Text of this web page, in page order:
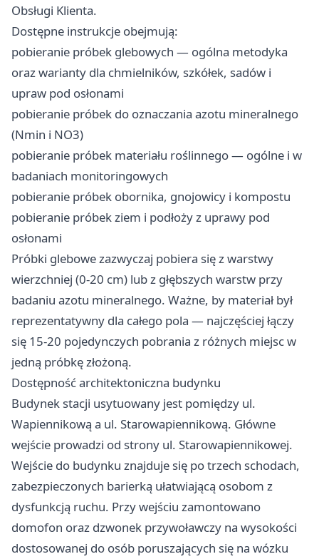
Obsługi Klienta.
Dostępne instrukcje obejmują:
pobieranie próbek glebowych — ogólna metodyka
oraz warianty dla chmielników, szkółek, sadów i
upraw pod osłonami
pobieranie próbek do oznaczania azotu mineralnego
(Nmin i NO3)
pobieranie próbek materiału roślinnego — ogólne i w
badaniach monitoringowych
pobieranie próbek obornika, gnojowicy i kompostu
pobieranie próbek ziem i podłoży z uprawy pod
osłonami
Próbki glebowe zazwyczaj pobiera się z warstwy
wierzchniej (0-20 cm) lub z głębszych warstw przy
badaniu azotu mineralnego. Ważne, by materiał był
reprezentatywny dla całego pola — najczęściej łączy
się 15-20 pojedynczych pobrania z różnych miejsc w
jedną próbkę złożoną.
Dostępność architektoniczna budynku
Budynek stacji usytuowany jest pomiędzy ul.
Wapiennikową a ul. Starowapiennikową. Główne
wejście prowadzi od strony ul. Starowapiennikowej.
Wejście do budynku znajduje się po trzech schodach,
zabezpieczonych barierką ułatwiającą osobom z
dysfunkcją ruchu. Przy wejściu zamontowano
domofon oraz dzwonek przywoławczy na wysokości
dostosowanej do osób poruszających się na wózku